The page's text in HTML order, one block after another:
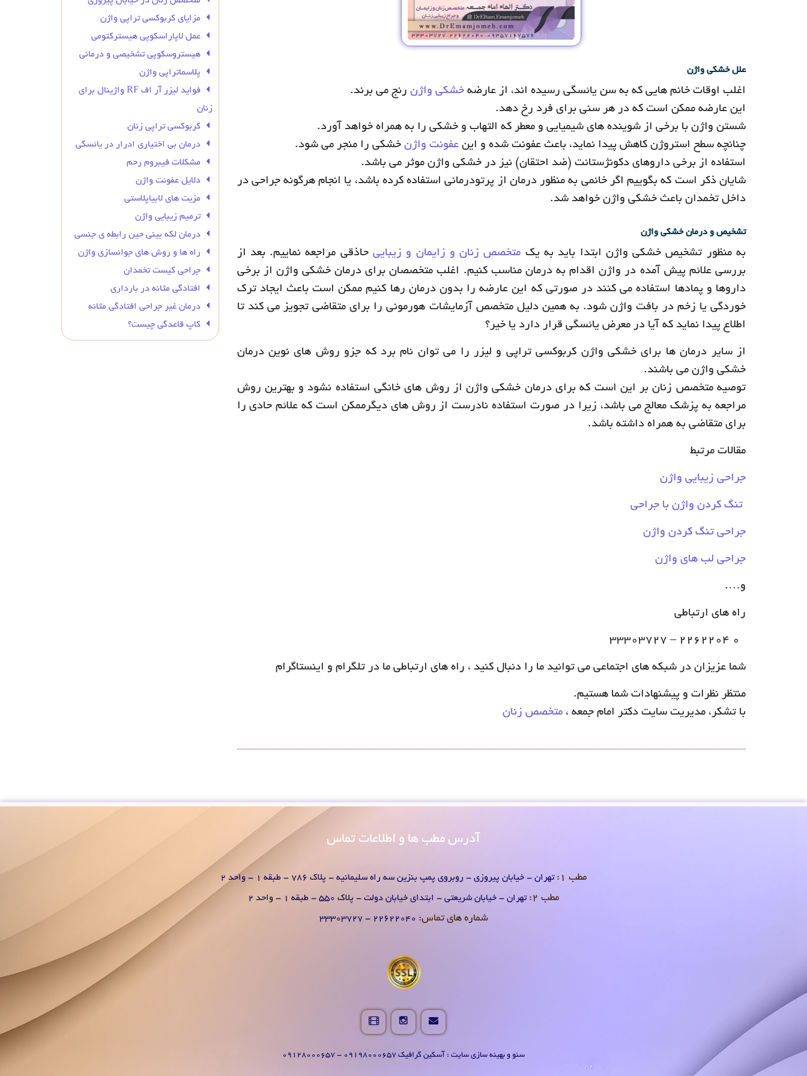
علل خشکی واژن
اغلب اوقات خانم هایی که به سن یائسگی رسیده اند، از عارضه خشکی واژن رنج می برند.
این عارضه ممکن است که در هر سنی برای فرد رخ دهد.
شستن واژن با برخی از شوینده های شیمیایی و معطر که التهاب و خشکی را به همراه خواهد آورد.
چنانچه سطح استروژن کاهش پیدا نماید، باعث عفونت شده و این عفونت واژن خشکی را منجر می شود.
استفاده از برخی داروهای دکونژستانت (ضد احتقان) نیز در خشکی واژن موثر می باشد.
شایان ذکر است که بگوییم اگر خانمی به منظور درمان از پرتودرمانی استفاده کرده باشد، یا انجام هرگونه جراحی در
داخل تخمدان باعث خشکی واژن خواهد شد.
تشخیص و درمان خشکی واژن
به منظور تشخیص خشکی واژن ابتدا باید به یک متخصص زنان و زایمان و زیبایی حاذقی مراجعه نماییم. بعد از
بررسی علائم پیش آمده در واژن اقدام به درمان مناسب کنیم. اغلب متخصصان برای درمان خشکی واژن از برخی
داروها و پمادها استفاده می کنند در صورتی که این عارضه را بدون درمان رها کنیم ممکن است باعث ایجاد ترک
خوردگی یا زخم در بافت واژن شود. به همین دلیل متخصص آزمایشات هورمونی را برای متقاضی تجویز می کند تا
اطلاع پیدا نماید که آیا در معرض یائسگی قرار دارد یا خیر؟
از ساير درمان ها برای خشكي واژن كربوكسي تراپي و ليزر را مي توان نام برد كه جزو روش های نوين درمان
خشكي واژن می باشند.
توصیه متخصص زنان بر این است که برای درمان خشکی واژن از روش های خانگی استفاده نشود و بهترین روش
مراجعه به پزشک معالج می باشد، زیرا در صورت استفاده نادرست از روش های دیگرممکن است که علائم حادی را
برای متقاضی به همراه داشته باشد.
مقالات مرتبط
جراحی زیبایی واژن
تنگ کردن واژن با جراحی
جراحی تنگ کردن واژن
جراحی لب های واژن
و….
راه های ارتباطی
شما عزیزان در شبکه های اجتماعی می توانید ما را دنبال کنید ، راه های ارتباطی ما در تلگرام و اینستاگرام
منتظر نظرات و پیشنهادات شما هستیم.
با تشکر، مدیریت سایت دکتر امام جمعه ، متخصص زنان
مزایای کربوکسی تراپی واژن
عمل لاپاراسکوپی هیسترکتومی
هیستروسکوپی تشخیصی و درمانی
پلاسماتراپی واژن
فواید لیزر آر اف RF واژینال برای
زنان
کربوکسی تراپی زنان
درمان بی‌ اختیاری ادرار در یائسگی
مشکلات فیبروم رحم
دلایل عفونت واژن
مزیت های لابیاپلاستی
ترمیم زیبایی واژن
درمان لکه بینی حین رابطه ی جنسی
راه ها و روش های جوانسازی واژن
جراحی کیست تخمدان
افتادگی مثانه در بارداری
درمان غیر جراحی افتادگی مثانه
کاپ قاعدگی چیست؟
آدرس مطب ها و اطلاعات تماس
مطب 1: تهران - خیابان پیروزی - روبروی پمپ بنزین سه راه سلیمانیه - پلاک 786 - طبقه 1 - واحد 2
مطب 2: تهران - خیابان شریعتی - ابتدای خیابان دولت - پلاک 550 - طبقه 1 - واحد 2
شماره های تماس:
سئو و بهینه سازی سایت : آسکین گرافیک 09198000657 - 09128000657